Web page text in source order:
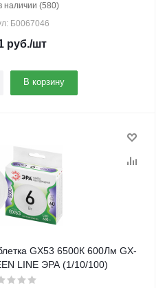
наличии (580)
Б0067046
руб./шт
В корзину
GX53 6500К 600Лм GX-
LINE ЭРА (1/10/100)